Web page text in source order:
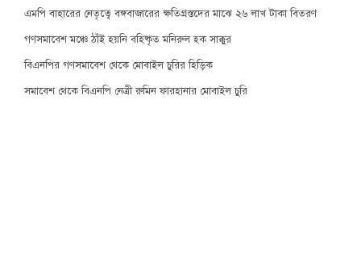
এমপি বাহারের নেতৃত্বে বঙ্গবাজারের ক্ষতিগ্রস্তদের মাঝে ২৬ লাখ টাকা বিতরণ
গণসমাবেশ মঞ্চে ঠাঁই হয়নি বহিষ্কৃত মনিরুল হক সাক্কুর
বিএনপির গণসমাবেশ থেকে মোবাইল চুরির হিড়িক
সমাবেশ থেকে বিএনপি নেত্রী রুমিন ফারহানার মোবাইল চুরি